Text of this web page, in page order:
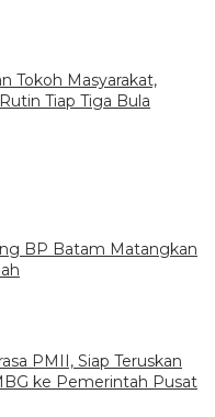
Tokoh Masyarakat,
Tiap Tiga Bula
BP Batam Matangkan
PMII, Siap Teruskan
ke Pemerintah Pusat